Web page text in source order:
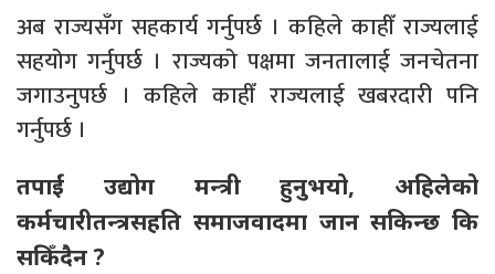
अब राज्यसँग सहकार्य गर्नुपर्छ । कहिले काहीँ राज्यलाई
सहयोग गर्नुपर्छ । राज्यको पक्षमा जनतालाई जनचेतना
जगाउनुपर्छ । कहिले काहीँ राज्यलाई खबरदारी पनि
गर्नुपर्छ ।
तपाईं उद्योग मन्त्री हुनुभयो, अहिलेको
कर्मचारीतन्त्रसहति समाजवादमा जान सकिन्छ कि
सकिँदैन ?